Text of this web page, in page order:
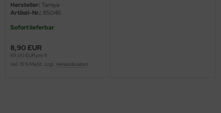
Hersteller: Tamiya
Artikel-Nr.: 85046
Sofort lieferbar
8,90 EUR
89,00 EUR pro 1l
inkl. 19 % MwSt. zzgl. Versandkosten
Hobby
Models